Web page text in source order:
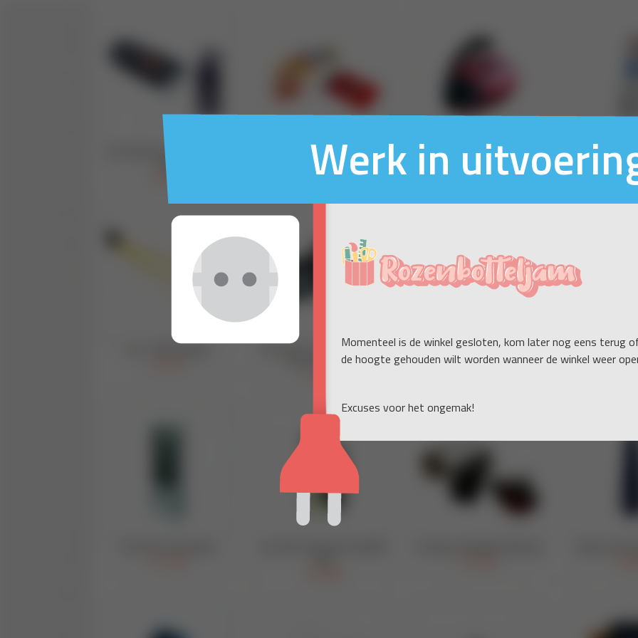
Werk in
Momenteel is de winkel gesloten, kom later nog eens terug
de hoogte gehouden wilt worden wanneer de winkel weer
Excuses voor het ongemak!